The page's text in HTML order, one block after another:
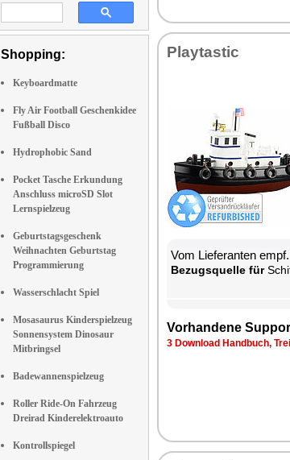
Shopping:
Keyboardmatte
Fly Air Football Geschenkidee
Fußball Disco
Hydrophobic Sand
Pocket Tasche Erkundung
Anschluss microSD Slot
Lernspielzeug
Geburtstagsgeschenk
Weihnachten Geburtstag
Programmierung
Wasserschlacht Spiel
Mosasaurus Kinderspielzeug
Sonnensystem Dinosaur
Mitbringsel
Badewannenspielzeug
Roller Ride-On Fahrzeug
Dreirad Kinderelektroauto
Kontrollspiegel
Play­tas­tic
Vom Lie­fe­ran­ten
Be­zugs­quel­le für
Vor­han­de­ne
3 Down­load Hand­buch,